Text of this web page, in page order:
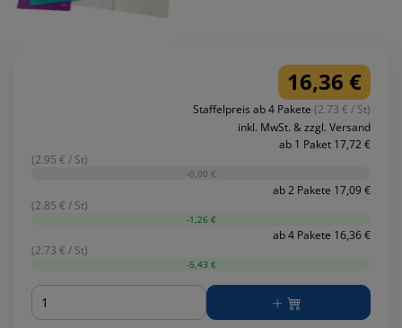
16,36 €
Staffelpreis ab 4 Pakete (2.73 € / St)
inkl. MwSt. & zzgl. Versand
ab 1 Paket 17,72 €
(2.95 € / St)
-0,00 €
ab 2 Pakete 17,09 €
(2.85 € / St)
-1,26 €
ab 4 Pakete 16,36 €
(2.73 € / St)
-5,43 €
Menge